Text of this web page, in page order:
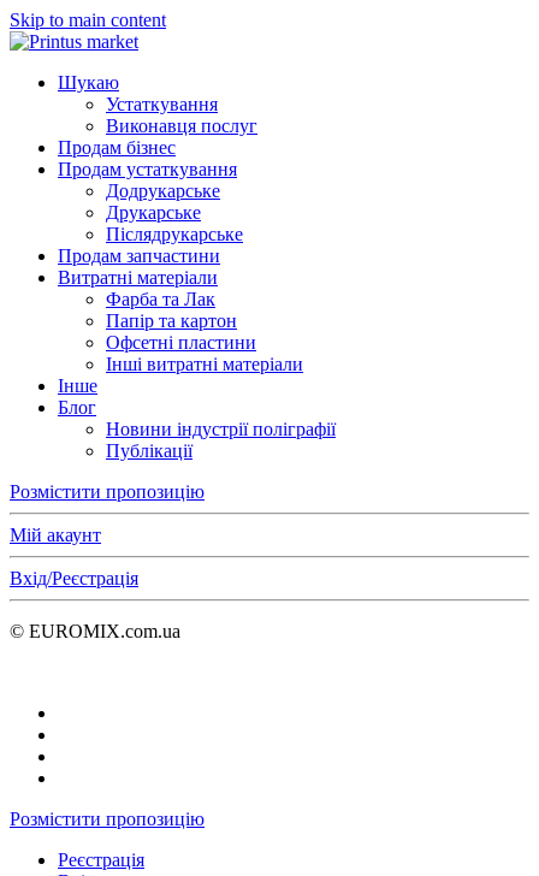
Skip to main content
Шукаю
Устаткування
Виконавця послуг
Продам бізнес
Продам устаткування
Додрукарське
Друкарське
Післядрукарське
Продам запчастини
Витратні матеріали
Фарба та Лак
Папір та картон
Офсетні пластини
Інші витратні матеріали
Інше
Блог
Новини індустрії поліграфії
Публікації
Розмістити пропозицію
Мій акаунт
Вхід/Реєстрація
© EUROMIX.com.ua
Розмістити пропозицію
Реєстрація